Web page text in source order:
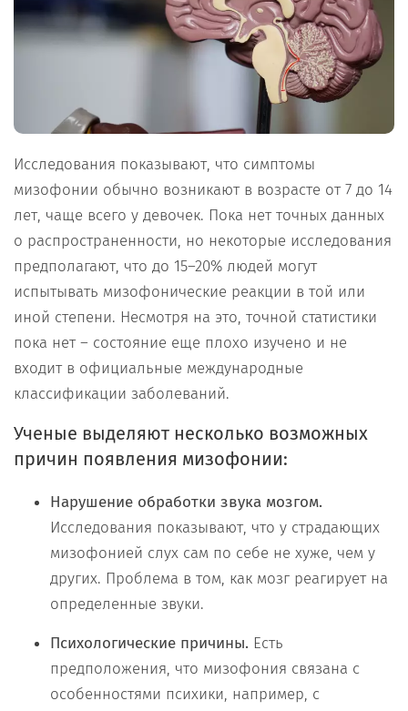
Исследования показывают, что симптомы
мизофонии обычно возникают в возрасте от 7 до 14
лет, чаще всего у девочек. Пока нет точных данных
о распространенности, но некоторые исследования
предполагают, что до 15–20% людей могут
испытывать мизофонические реакции в той или
иной степени. Несмотря на это, точной статистики
пока нет – состояние еще плохо изучено и не
входит в официальные международные
классификации заболеваний.
Ученые выделяют несколько возможных
причин появления мизофонии:
Нарушение обработки звука мозгом.
Исследования показывают, что у страдающих
мизофонией слух сам по себе не хуже, чем у
других. Проблема в том, как мозг реагирует на
определенные звуки.
Психологические причины. Есть
предположения, что мизофония связана с
особенностями психики, например, с